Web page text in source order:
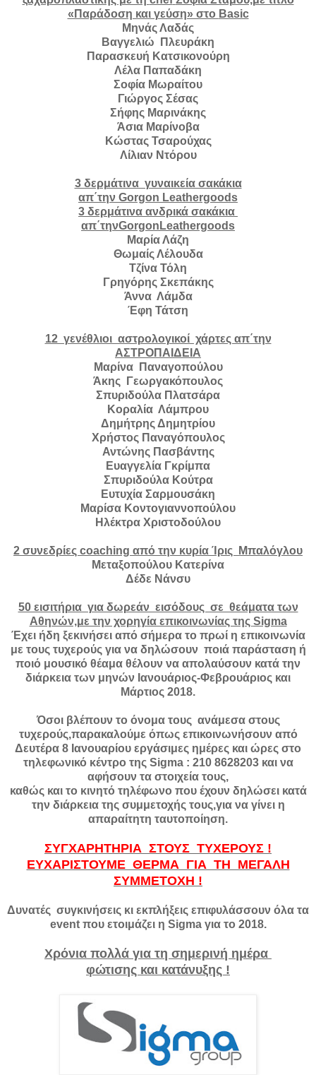
«Παράδοση και γεύση» στο Basic
Μηνάς Λαδάς
Βαγγελιώ Πλευράκη
Παρασκευή Κατσικονούρη
Λέλα Παπαδάκη
Σοφία Μωραίτου
Γιώργος Σέσας
Σήφης Μαρινάκης
Άσια Μαρίνοβα
Κώστας Τσαρούχας
Λίλιαν Ντόρου
3 δερμάτινα γυναικεία σακάκια
απ΄την Gorgon Leathergoods
3 δερμάτινα ανδρικά σακάκια
απ΄τηνGorgonLeathergoods
Μαρία Λάζη
Θωμαίς Λέλουδα
Τζίνα Τόλη
Γρηγόρης Σκεπάκης
Άννα Λάμδα
Έφη Τάτση
12 γενέθλιοι αστρολογικοί χάρτες απ΄την
ΑΣΤΡΟΠΑΙΔΕΙΑ
Μαρίνα Παναγοπούλου
Άκης Γεωργακόπουλος
Σπυριδούλα Πλατσάρα
Κοραλία Λάμπρου
Δημήτρης Δημητρίου
Χρήστος Παναγόπουλος
Αντώνης Πασβάντης
Ευαγγελία Γκρίμπα
Σπυριδούλα Κούτρα
Ευτυχία Σαρμουσάκη
Μαρίσα Κοντογιαννοπούλου
Ηλέκτρα Χριστοδούλου
2 συνεδρίες coaching από την κυρία Ίρις Μπαλόγλου
Μεταξοπούλου Κατερίνα
Δέδε Νάνσυ
50 εισιτήρια για δωρεάν εισόδους σε θεάματα των
Αθηνών,με την χορηγία επικοινωνίας της Sigma
Έχει ήδη ξεκινήσει από σήμερα το πρωί η επικοινωνία
με τους τυχερούς για να δηλώσουν ποιά παράσταση ή
ποιό μουσικό θέαμα θέλουν να απολαύσουν κατά την
διάρκεια των μηνών Ιανουάριος-Φεβρουάριος και
Μάρτιος 2018.
Όσοι βλέπουν το όνομα τους ανάμεσα στους
τυχερούς,παρακαλούμε όπως επικοινωνήσουν από
Δευτέρα 8 Ιανουαρίου εργάσιμες ημέρες και ώρες στο
τηλεφωνικό κέντρο της Sigma : 210 8628203 και να
αφήσουν τα στοιχεία τους,
καθώς και το κινητό τηλέφωνο που έχουν δηλώσει κατά
την διάρκεια της συμμετοχής τους,για να γίνει η
απαραίτητη ταυτοποίηση.
ΣΥΓΧΑΡΗΤΗΡΙΑ ΣΤΟΥΣ ΤΥΧΕΡΟΥΣ !
ΕΥΧΑΡΙΣΤΟΥΜΕ ΘΕΡΜΑ ΓΙΑ ΤΗ ΜΕΓΑΛΗ
ΣΥΜΜΕΤΟΧΗ !
Δυνατές συγκινήσεις κι εκπλήξεις επιφυλάσσουν όλα τα
event που ετοιμάζει η Sigma για το 2018.
Χρόνια πολλά για τη σημερινή ημέρα
φώτισης και κατάνυξης !